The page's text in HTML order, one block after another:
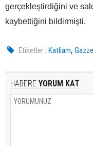
gerçekleştirdiğini ve
kaybettiğini bildirmişti.
Etiketler : Katliam,
HABERE YORUM KAT